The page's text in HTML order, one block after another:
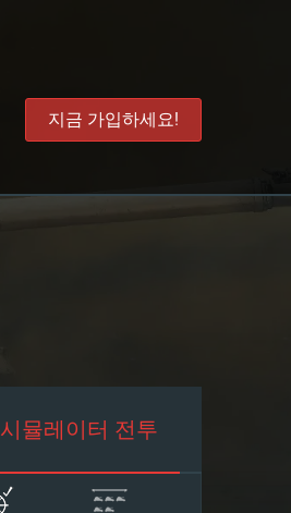
지금 가입하세요!
시뮬레이터 전투